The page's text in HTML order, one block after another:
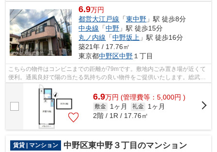
6.9万円
都営大江戸線 「東中野 」駅 徒歩8分
中央線 「中野 」駅 徒歩15分
丸ノ内線 「中野坂上 」駅 徒歩16分
築21年 / 17.76㎡
東京都中野区中野 １丁目
こちらの物件はコンビニまでの距離が79mです。敷地内ごみ置き場が近くて
便利。通風良好で陽の当たる気持ちの良い物件をご提供いたします。総武線
東中野近辺の物件のことなら、アクセス...
6.9万円 (管理費等：5,000円 )
敷金 1ヶ月 礼金
1ヶ月
2階 / 1R / 17.76㎡
賃貸 | マンション 中野区東中野３丁目のマンション